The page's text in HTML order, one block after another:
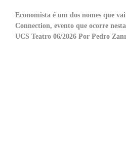
Economista é um dos nomes que
Connection, evento que ocorre
UCS Teatro 06/2026 Por Pedro